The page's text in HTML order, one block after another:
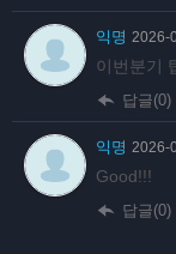
익명 2026-
이번분기
답글(0)
익명 2026-
Good!!!
답글(0)